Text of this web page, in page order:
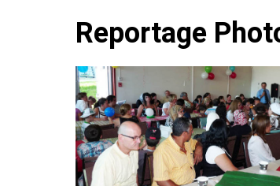
Reportage